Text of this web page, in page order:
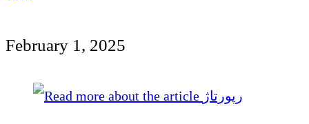
February 1, 2025